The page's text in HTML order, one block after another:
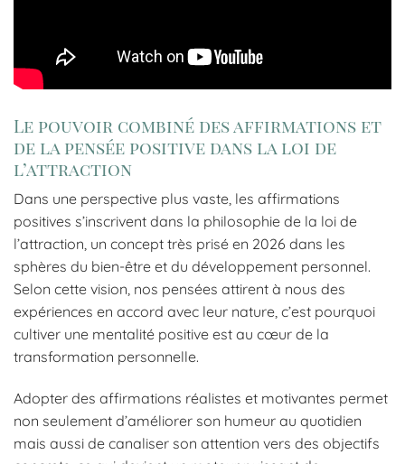
Le pouvoir combiné des affirmations et
de la pensée positive dans la loi de
l’attraction
Dans une perspective plus vaste, les affirmations
positives s’inscrivent dans la philosophie de la loi de
l’attraction, un concept très prisé en 2026 dans les
sphères du bien-être et du développement personnel.
Selon cette vision, nos pensées attirent à nous des
expériences en accord avec leur nature, c’est pourquoi
cultiver une mentalité positive est au cœur de la
transformation personnelle.
Adopter des affirmations réalistes et motivantes permet
non seulement d’améliorer son humeur au quotidien
mais aussi de canaliser son attention vers des objectifs